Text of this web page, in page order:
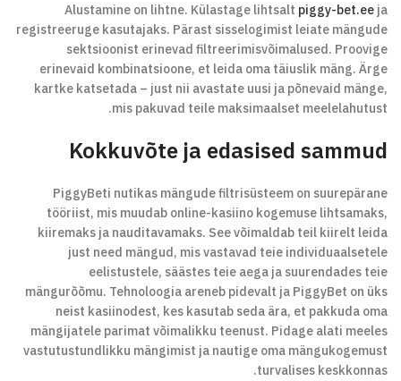
Alustamine on lihtne. Külastage lihtsalt piggy-bet.eeja
registreeruge kasutajaks. Pärast sisselogimist leiate mängude
sektsioonist erinevad filtreerimisvõimalused. Proovige
erinevaid kombinatsioone, et leida oma täiuslik mäng. Ärge
kartke katsetada – just nii avastate uusi ja põnevaid mänge,
mis pakuvad teile maksimaalset meelelahutust.
Kokkuvõte ja edasised sammud
PiggyBeti nutikas mängude filtrisüsteem on suurepärane
tööriist, mis muudab online-kasiino kogemuse lihtsamaks,
kiiremaks ja nauditavamaks. See võimaldab teil kiirelt leida
just need mängud, mis vastavad teie individuaalsetele
eelistustele, säästes teie aega ja suurendades teie
mängurõõmu. Tehnoloogia areneb pidevalt ja PiggyBet on üks
neist kasiinodest, kes kasutab seda ära, et pakkuda oma
mängijatele parimat võimalikku teenust. Pidage alati meeles
vastutustundlikku mängimist ja nautige oma mängukogemust
turvalises keskkonnas.